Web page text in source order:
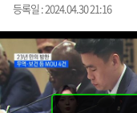
등록일 : 2024.04.30 21:16